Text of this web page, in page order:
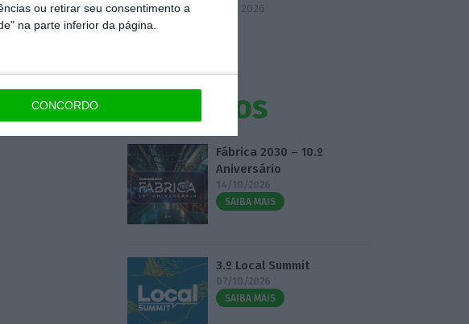
ou retirar seu consentimento a
na parte inferior da página.
CONCORDO
7 Agosto 2026
Eventos
Fábrica 2030 – 10.º
Aniversário
14/10/2026
SAIBA MAIS
3.º Local Summit
07/10/2026
SAIBA MAIS